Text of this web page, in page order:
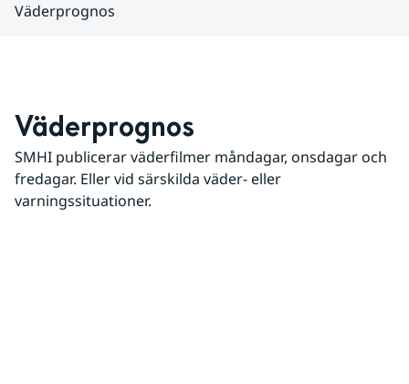
Väderprognos
Väderprognos
SMHI publicerar väderfilmer måndagar, onsdagar och
fredagar. Eller vid särskilda väder- eller
varningssituationer.